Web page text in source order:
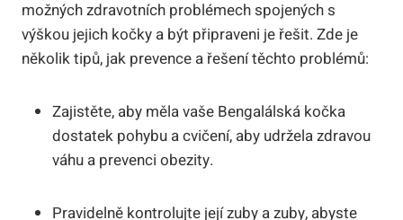
možných zdravotních problémech spojených s
výškou jejich kočky a být připraveni je řešit. Zde je
několik tipů, jak prevence a řešení těchto problémů:
Zajistěte, aby měla vaše Bengalálská kočka
dostatek pohybu a cvičení, aby udržela zdravou
váhu a prevenci obezity.
Pravidelně kontrolujte její zuby a zuby, abyste